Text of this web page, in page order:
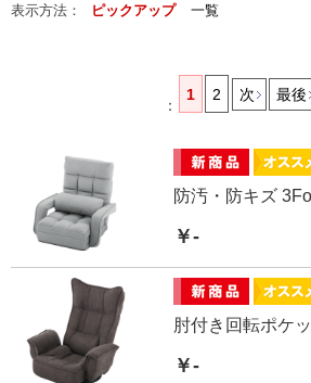
表示方法： ピックアップ 一覧
：
1 2 次 最後
￥-
￥-